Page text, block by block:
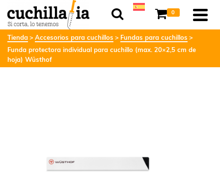
0
Tienda Accesorios para cuchillos
Fundas para cuchillos
Funda protectora individual para cuchillo (max. 20×2,5 cm de
hoja) Wüsthof